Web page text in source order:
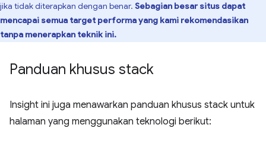
jika tidak diterapkan dengan benar. Sebagian besar situs dapat
mencapai semua target performa yang kami rekomendasikan
tanpa menerapkan teknik ini.
Panduan khusus stack
Insight ini juga menawarkan panduan khusus stack untuk
halaman yang menggunakan teknologi berikut: